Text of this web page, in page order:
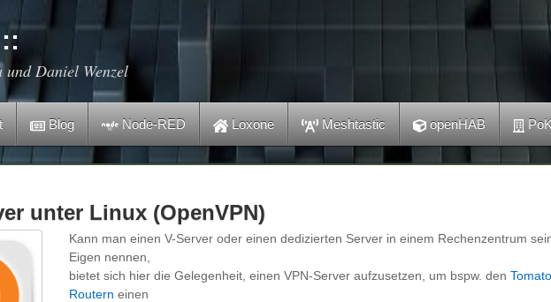
und Daniel Wenzel
Blog Node-RED Loxone Meshtastic openHAB
unter Linux (OpenVPN)
Kann man einen V-Server oder einen dedizierten Server in einem Rechenzentrum
Eigen nennen,
bietet sich hier die Gelegenheit, einen VPN-Server aufzusetzen, um bspw. den
Routern einen